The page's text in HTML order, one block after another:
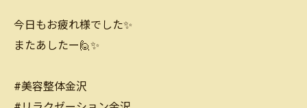
今日もお疲れ様でした✨
またあしたー🙋✨
#美容整体金沢